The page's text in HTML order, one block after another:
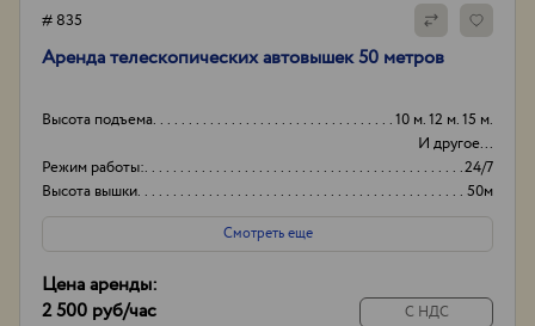
# 835
Аренда телескопических автовышек 50 метров
Высота подъема
10 м. 12 м. 15 м.
И другое...
Режим работы:
24/7
Высота вышки
50м
Оборудование
+
Смотреть еще
Цена аренды:
2 500 руб/час
С НДС